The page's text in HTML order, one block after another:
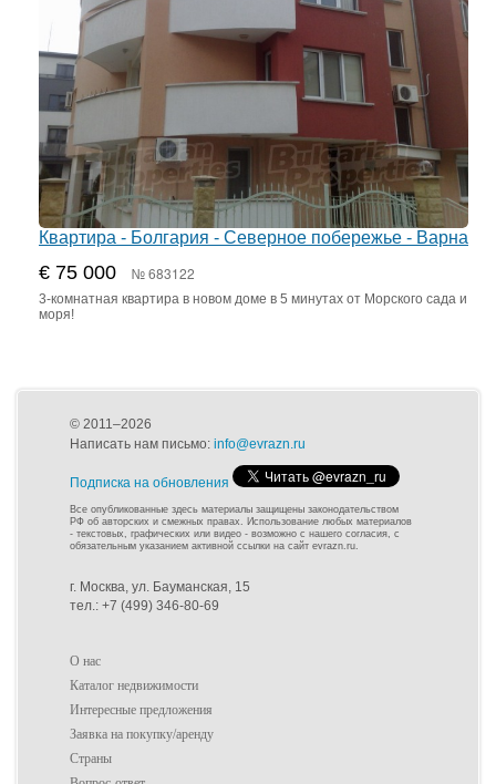
Квартира - Болгария - Северное побережье - Варна
€ 75 000 № 683122
3-комнатная квартира в новом доме в 5 минутах от Морского сада и
моря!
© 2011–2026
Написать нам письмо: info@evrazn.ru
Подписка на обновления
Все опубликованные здесь материалы защищены законодательством
РФ об авторских и смежных правах. Использование любых материалов
- текстовых, графических или видео - возможно с нашего согласия, с
обязательным указанием активной ссылки на сайт evrazn.ru.
г. Москва, ул. Бауманская, 15
тел.: +7 (499) 346-80-69
О нас
Каталог недвижимости
Интересные предложения
Заявка на покупку/аренду
Страны